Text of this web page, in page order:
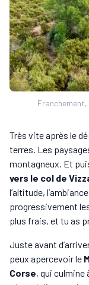
Très vite après le
terres. Les
montagneux. Et
vers le col de
l’altitude,
progressivement
plus frais, et tu as
Juste avant
peux apercevoir le
Corse, qui culmine